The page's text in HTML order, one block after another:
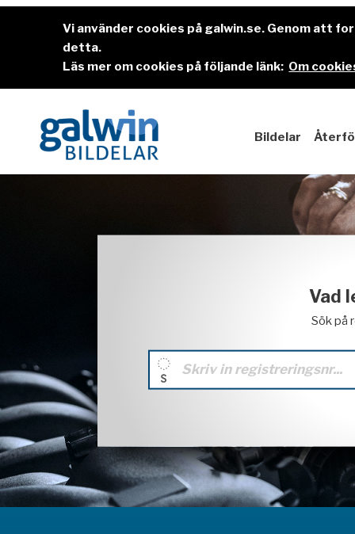
Vi använder cookies på galwin.se. Genom att
detta.
Läs mer om cookies på följande länk: Om
Bildelar
Vad
Sök på